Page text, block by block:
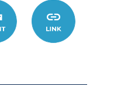
https://
hans/topic/
Link